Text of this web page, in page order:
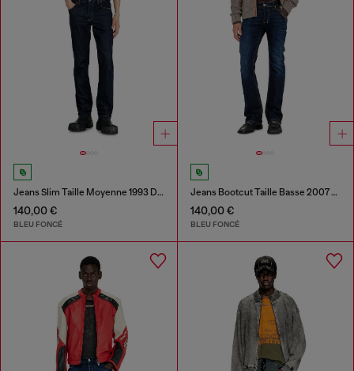
Jeans Slim Taille Moyenne 1993 D-Vyl
140,00 €
BLEU FONCÉ
Jeans Bootcut Taille Basse 2007 Zatiny
140,00 €
BLEU FONCÉ